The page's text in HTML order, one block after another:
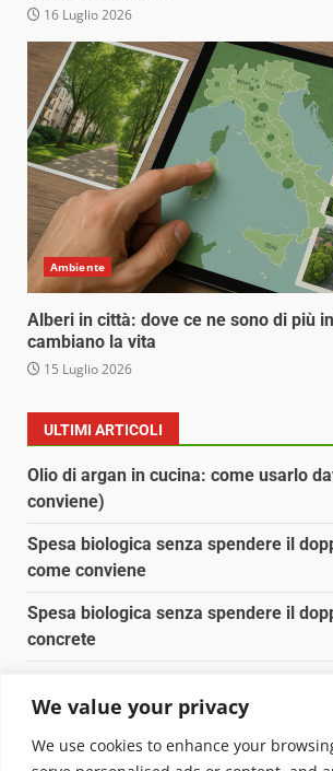
We value your privacy
We use cookies to enhance your
16 Luglio 2026
Ambiente
Alberi in città: dove ce ne sono di più
cambiano la vita
15 Luglio 2026
ULTIMI ARTICOLI
Olio di argan in cucina: come usarlo
conviene)
Spesa biologica senza spendere il
come conviene
Spesa biologica senza spendere il
concrete
Pulizia naturale della casa: 3
sostituiscono 10 prodotti chimici